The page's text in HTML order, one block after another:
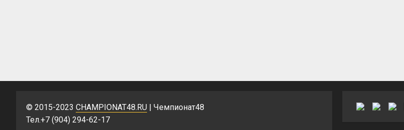
© 2015-2023 CHAMPIONAT48.RU | Чемпионат48
Тел.+7 (904) 294-62-17